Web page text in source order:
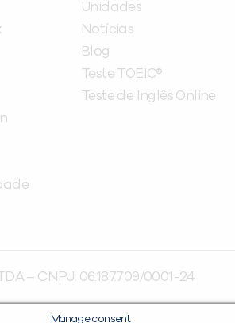
Unidades
Notícias
Blog
Teste TOEIC®
Teste de Inglês Online
– CNPJ: 06.187.709/0001-24
Manage consent